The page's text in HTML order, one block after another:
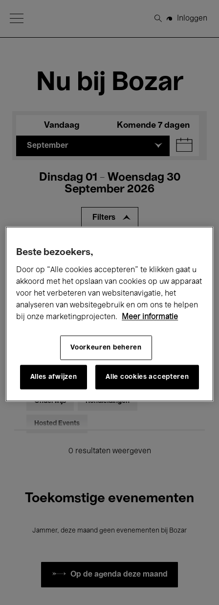
Open Menu
Zoeken
Inloggen
Nu bij Bozar
Vandaag Komende 7 dagen
September
Dinsdag 01 - Woensdag 30
September 2026
Filters
Alle evenementen
Tentoonstellingen Films
Performances Lezingen & Debatten
Jazz Klassieke Muziek Global Music
Voor iedereen Kids’ Palace
Onderwijs Rondleidingen
Hosted Events
0 resultaten weergeven
Toekomstige evenementen
Jammer, deze maand geen evenementen bij Bozar
Op de agenda deze maand
Beste bezoekers,
Door op “Alle cookies accepteren” te klikken gaat u
akkoord met het opslaan van cookies op uw apparaat
voor het verbeteren van websitenavigatie, het
analyseren van websitegebruik en om ons te helpen
bij onze marketingprojecten.
Meer informatie
Voorkeuren beheren
Alles afwijzen Alle cookies accepteren